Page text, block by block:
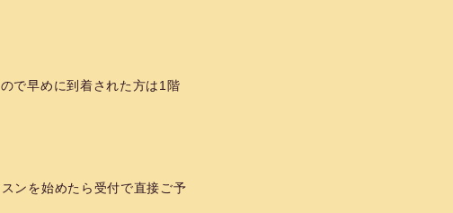
で早めに到着された方は1階
スンを始めたら受付で直接ご予